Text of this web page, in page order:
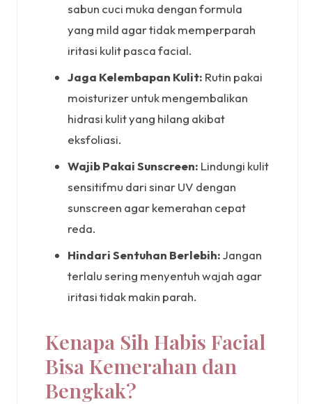
sabun cuci muka dengan formula
yang mild agar tidak memperparah
iritasi kulit pasca facial.
Jaga Kelembapan Kulit: Rutin pakai
moisturizer untuk mengembalikan
hidrasi kulit yang hilang akibat
eksfoliasi.
Wajib Pakai Sunscreen: Lindungi kulit
sensitifmu dari sinar UV dengan
sunscreen agar kemerahan cepat
reda.
Hindari Sentuhan Berlebih:Jangan
terlalu sering menyentuh wajah agar
iritasi tidak makin parah.
Kenapa Sih Habis Facial
Bisa Kemerahan dan
Bengkak?